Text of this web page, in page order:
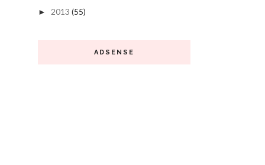
► 2013 (55)
ADSENSE